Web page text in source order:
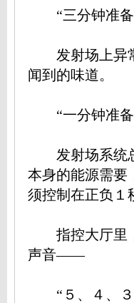
“三分钟准备
发射场上异常
闻到的味道。
“一分钟准备
发射场系统总
本身的能源需要
须控制在正负１
指控大厅里，
声音——
“５、４、３